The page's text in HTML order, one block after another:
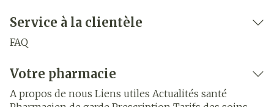
Service à la clientèle
FAQ
Votre pharmacie
A propos de nous Liens utiles Actualités santé